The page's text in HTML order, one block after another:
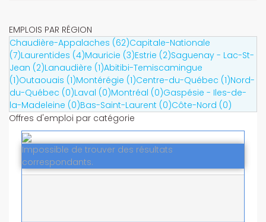
EMPLOIS PAR RÉGION
Chaudière-Appalaches (62)Capitale-Nationale
(7)Laurentides (4)Mauricie (3)Estrie (2)Saguenay - Lac-St-
Jean (2)Lanaudière (1)Abitibi-Temiscamingue
(1)Outaouais (1)Montérégie (1)Centre-du-Québec (1)Nord-
du-Québec (0)Laval (0)Montréal (0)Gaspésie - Iles-de-
la-Madeleine (0)Bas-Saint-Laurent (0)Côte-Nord (0)
Offres d'emploi par catégorie
Impossible de trouver des résultats
correspondants.